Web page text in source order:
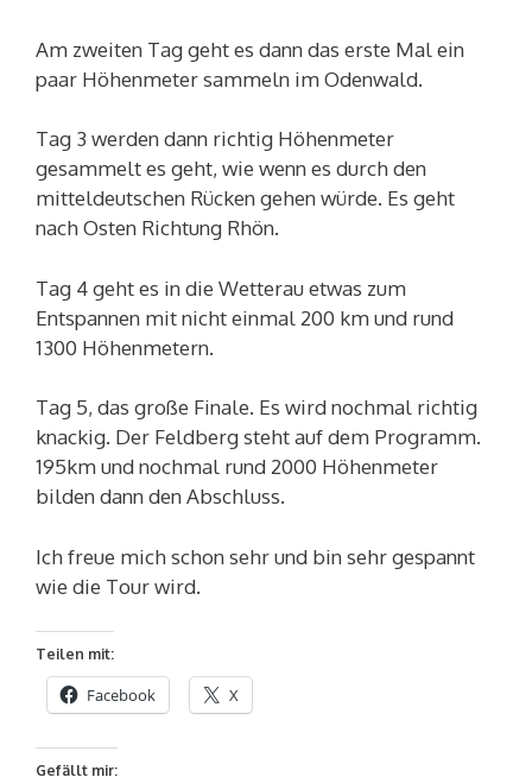
Am zweiten Tag geht es dann das erste Mal ein
paar Höhenmeter sammeln im Odenwald.
Tag 3 werden dann richtig Höhenmeter
gesammelt es geht, wie wenn es durch den
mitteldeutschen Rücken gehen würde. Es geht
nach Osten Richtung Rhön.
Tag 4 geht es in die Wetterau etwas zum
Entspannen mit nicht einmal 200 km und rund
1300 Höhenmetern.
Tag 5, das große Finale. Es wird nochmal richtig
knackig. Der Feldberg steht auf dem Programm.
195km und nochmal rund 2000 Höhenmeter
bilden dann den Abschluss.
Ich freue mich schon sehr und bin sehr gespannt
wie die Tour wird.
Teilen mit:
Facebook X
Gefällt mir: